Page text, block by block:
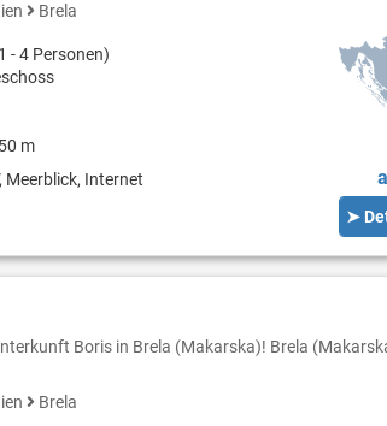
Brela
- 4 Personen)
m
Meerblick, Internet
➤
Boris in Brela (Makarska)! Brela
Brela